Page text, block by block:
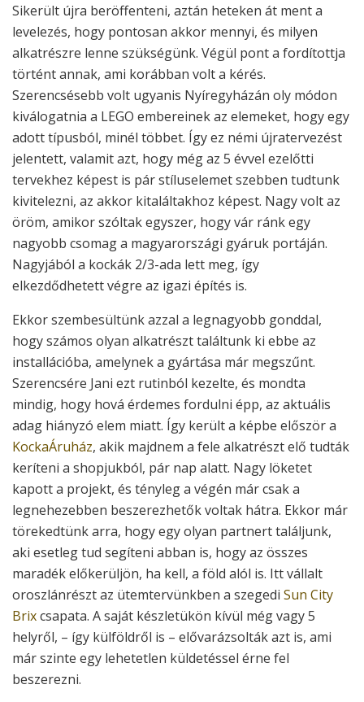
Sikerült újra beröffenteni, aztán heteken át ment a
levelezés, hogy pontosan akkor mennyi, és milyen
alkatrészre lenne szükségünk. Végül pont a fordítottja
történt annak, ami korábban volt a kérés.
Szerencsésebb volt ugyanis Nyíregyházán oly módon
kiválogatnia a LEGO embereinek az elemeket, hogy egy
adott típusból, minél többet. Így ez némi újratervezést
jelentett, valamit azt, hogy még az 5 évvel ezelőtti
tervekhez képest is pár stíluselemet szebben tudtunk
kivitelezni, az akkor kitaláltakhoz képest. Nagy volt az
öröm, amikor szóltak egyszer, hogy vár ránk egy
nagyobb csomag a magyarországi gyáruk portáján.
Nagyjából a kockák 2/3-ada lett meg, így
elkezdődhetett végre az igazi építés is.
Ekkor szembesültünk azzal a legnagyobb gonddal,
hogy számos olyan alkatrészt találtunk ki ebbe az
installációba, amelynek a gyártása már megszűnt.
Szerencsére Jani ezt rutinból kezelte, és mondta
mindig, hogy hová érdemes fordulni épp, az aktuális
adag hiányzó elem miatt. Így került a képbe először a
KockaÁruház, akik majdnem a fele alkatrészt elő tudták
keríteni a shopjukból, pár nap alatt. Nagy löketet
kapott a projekt, és tényleg a végén már csak a
legnehezebben beszerezhetők voltak hátra. Ekkor már
törekedtünk arra, hogy egy olyan partnert találjunk,
aki esetleg tud segíteni abban is, hogy az összes
maradék előkerüljön, ha kell, a föld alól is. Itt vállalt
oroszlánrészt az ütemtervünkben a szegedi Sun City
Brixcsapata. A saját készletükön kívül még vagy 5
helyről, – így külföldről is – elővarázsolták azt is, ami
már szinte egy lehetetlen küldetéssel érne fel
beszerezni.